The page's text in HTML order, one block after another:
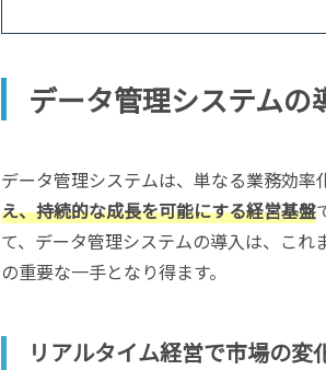
データ管理システム
データ管理システムは、単なる業務効率
え、持続的な成長を可能にする経営基盤
て、データ管理システムの導入は、こ
の重要な一手となり得ます。
リアルタイム経営で市場の変